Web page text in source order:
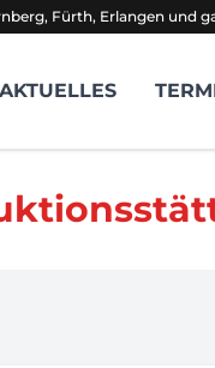
Fürth, Erlangen und
AKTUELLES